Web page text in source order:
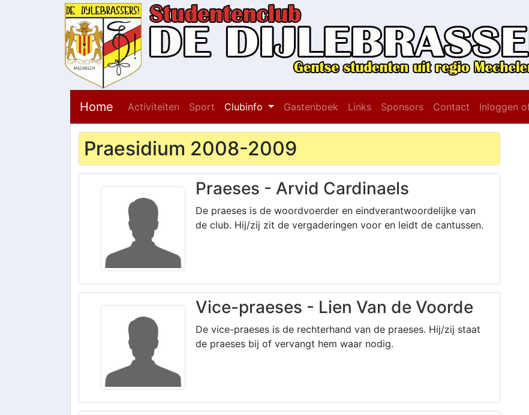
Home Activiteiten Sport Clubinfo Gastenboek Links Sponsors Contact Inloggen
Praesidium 2008-2009
Praeses - Arvid Cardinaels
De praeses is de woordvoerder en eindverantwoordelijke van
de club. Hij/zij zit de vergaderingen voor en leidt de cantussen.
Vice-praeses - Lien Van de Voorde
De vice-praeses is de rechterhand van de praeses. Hij/zij staat
de praeses bij of vervangt hem waar nodig.